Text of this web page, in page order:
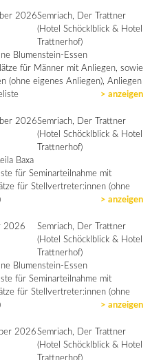
2026Semriach, Der Trattner
(Hotel Schöcklblick & Hotel
Trattnerhof)
Blumenstein-Essen
für Männer mit Anliegen, sowie
(ohne eigenes Anliegen), Anliegen
> anzeigen
2026Semriach, Der Trattner
(Hotel Schöcklblick & Hotel
Trattnerhof)
Baxa
für Seminarteilnahme mit
für Stellvertreter:innen (ohne
> anzeigen
2026
Semriach, Der Trattner
(Hotel Schöcklblick & Hotel
Trattnerhof)
Blumenstein-Essen
für Seminarteilnahme mit
für Stellvertreter:innen (ohne
> anzeigen
2026Semriach, Der Trattner
(Hotel Schöcklblick & Hotel